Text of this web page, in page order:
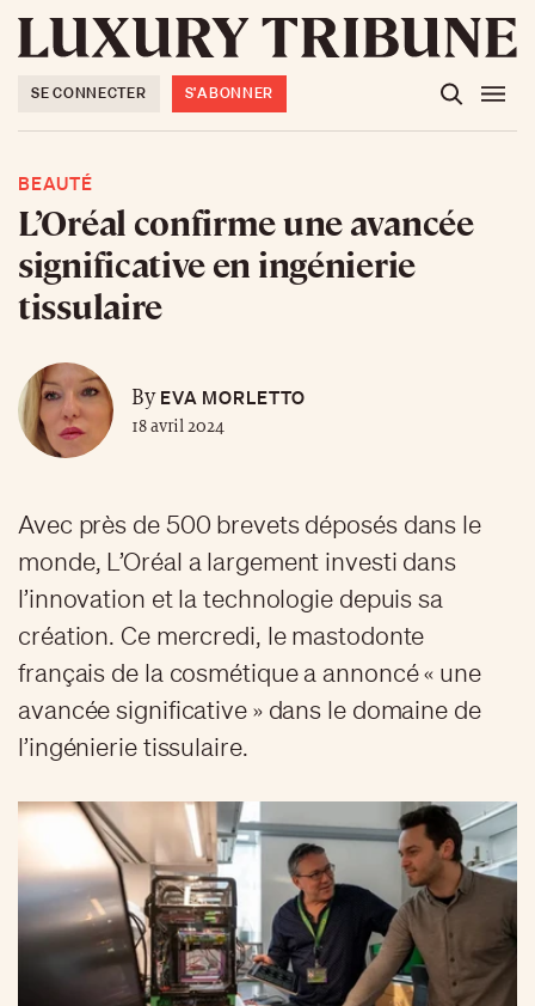
SE CONNECTER S'ABONNER
BEAUTÉ
L’Oréal confirme une avancée
significative en ingénierie
tissulaire
ByEVA MORLETTO
18 avril 2024
Avec près de 500 brevets déposés dans le
monde, L’Oréal a largement investi dans
l’innovation et la technologie depuis sa
création. Ce mercredi, le mastodonte
français de la cosmétique a annoncé « une
avancée significative » dans le domaine de
l’ingénierie tissulaire.